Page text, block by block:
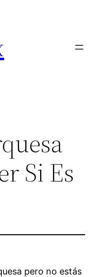
Si Es
pero no estás